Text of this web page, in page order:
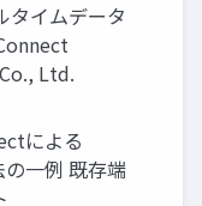
イムデータ
Ltd.
による
⼀例 既存端